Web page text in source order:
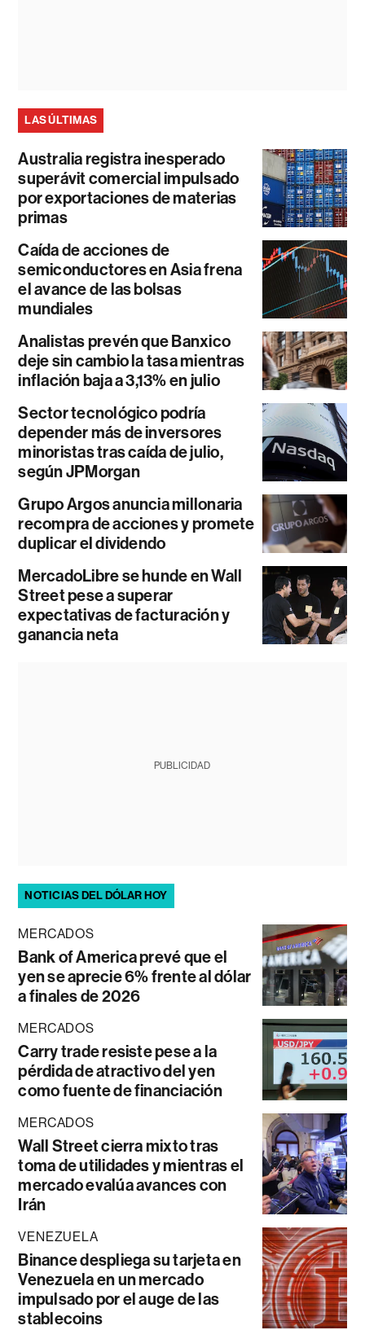
LAS ÚLTIMAS
Australia registra inesperado
superávit comercial impulsado
por exportaciones de materias
primas
Caída de acciones de
semiconductores en Asia frena
el avance de las bolsas
mundiales
Analistas prevén que Banxico
deje sin cambio la tasa mientras
inflación baja a 3,13% en julio
Sector tecnológico podría
depender más de inversores
minoristas tras caída de julio,
según JPMorgan
Grupo Argos anuncia millonaria
recompra de acciones y promete
duplicar el dividendo
MercadoLibre se hunde en Wall
Street pese a superar
expectativas de facturación y
ganancia neta
PUBLICIDAD
NOTICIAS DEL DÓLAR HOY
MERCADOS
Bank of America prevé que el
yen se aprecie 6% frente al dólar
a finales de 2026
MERCADOS
Carry trade resiste pese a la
pérdida de atractivo del yen
como fuente de financiación
MERCADOS
Wall Street cierra mixto tras
toma de utilidades y mientras el
mercado evalúa avances con
Irán
VENEZUELA
Binance despliega su tarjeta en
Venezuela en un mercado
impulsado por el auge de las
stablecoins